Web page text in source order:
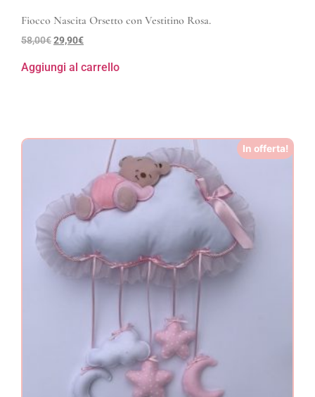
Fiocco Nascita Orsetto con Vestitino Rosa.
58,00€29,90€
Aggiungi al carrello
In offerta!